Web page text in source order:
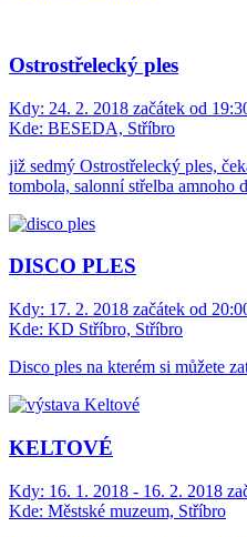
Ostrostřelecký ples
Kdy: 24. 2. 2018 začátek od
Kde: BESEDA, Stříbro
již sedmý Ostrostřelecký ples,
tombola, salonní střelba amnoho
DISCO PLES
Kdy: 17. 2. 2018 začátek od
Kde: KD Stříbro, Stříbro
Disco ples na kterém si můžete
KELTOVÉ
Kdy: 16. 1. 2018 - 16. 2. 2018
Kde: Městské muzeum, Stříbro